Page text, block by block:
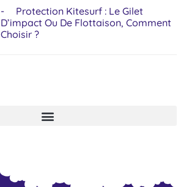
Protection Kitesurf : Le Gilet
D’impact Ou De Flottaison, Comment
Choisir ?